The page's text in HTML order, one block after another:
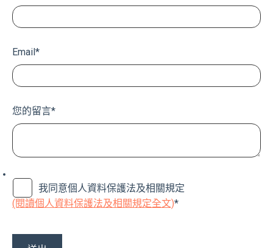
Email *
您的留言*
我同意個人資料保護法及相關規定
(閱讀個人資料保護法及相關規定全文)*